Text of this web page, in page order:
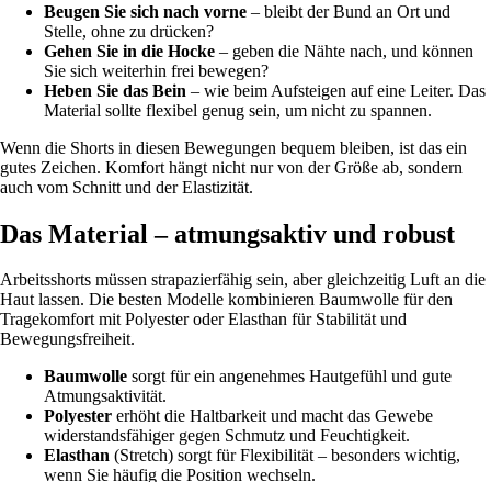
Beugen Sie sich nach vorne – bleibt der Bund an Ort und
Stelle, ohne zu drücken?
Gehen Sie in die Hocke – geben die Nähte nach, und können
Sie sich weiterhin frei bewegen?
Heben Sie das Bein – wie beim Aufsteigen auf eine Leiter. Das
Material sollte flexibel genug sein, um nicht zu spannen.
Wenn die Shorts in diesen Bewegungen bequem bleiben, ist das ein
gutes Zeichen. Komfort hängt nicht nur von der Größe ab, sondern
auch vom Schnitt und der Elastizität.
Das Material – atmungsaktiv und robust
Arbeitsshorts müssen strapazierfähig sein, aber gleichzeitig Luft an die
Haut lassen. Die besten Modelle kombinieren Baumwolle für den
Tragekomfort mit Polyester oder Elasthan für Stabilität und
Bewegungsfreiheit.
Baumwolle sorgt für ein angenehmes Hautgefühl und gute
Atmungsaktivität.
Polyester erhöht die Haltbarkeit und macht das Gewebe
widerstandsfähiger gegen Schmutz und Feuchtigkeit.
Elasthan (Stretch) sorgt für Flexibilität – besonders wichtig,
wenn Sie häufig die Position wechseln.